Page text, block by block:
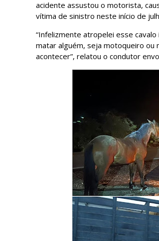
acidente assustou o motorista,
vítima de sinistro neste início de
“Infelizmente atropelei esse
matar alguém, seja motoqueiro
acontecer”, relatou o condutor